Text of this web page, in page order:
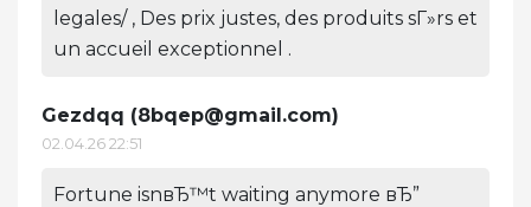
legales/ , Des prix justes, des produits sГ»rs et
un accueil exceptionnel .
Gezdqq (8bqep@gmail.com)
02.04.26 22:51
Fortune isnвЂ™t waiting anymore вЂ”